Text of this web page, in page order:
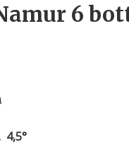
6
4,5°